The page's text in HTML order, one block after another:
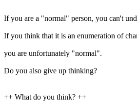
If you are a "normal" person, you can't
If you think that it is an enumeration of
you are unfortunately "normal".
Do you also give up thinking?
++ What do you think? ++